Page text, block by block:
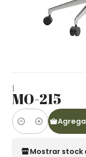
|
MO-215
Cantidad
Mostrar stock